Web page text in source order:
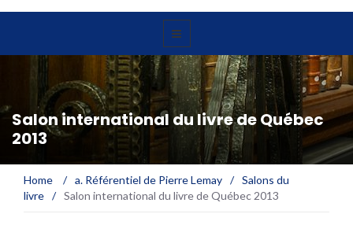
Salon international du livre de Québec
2013
Home / a. Référentiel de Pierre Lemay / Salons du
livre / Salon international du livre de Québec 2013